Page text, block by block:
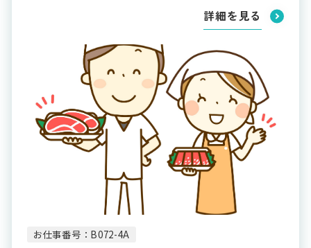
詳細を見る
お仕事番号：B072-4A